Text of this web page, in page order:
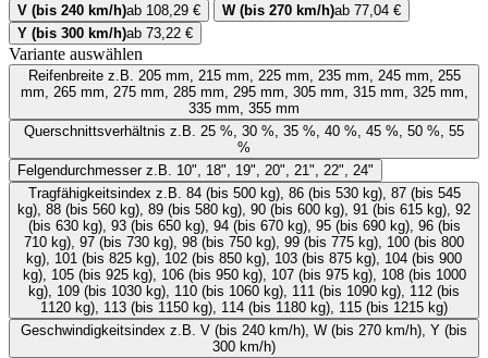
V (bis 240 km/h)ab 108,29 € W (bis 270 km/h)ab 77,04 €
Y (bis 300 km/h)ab 73,22 €
Variante auswählen
Reifenbreitez.B. 205 mm, 215 mm, 225 mm, 235 mm, 245 mm, 255
mm, 265 mm, 275 mm, 285 mm, 295 mm, 305 mm, 315 mm, 325 mm,
335 mm, 355 mm
Querschnittsverhältnis
%
Felgendurchmesser z.B. 10", 18", 19", 20", 21", 22", 24"
Tragfähigkeitsindex
kg), 88 (bis 560 kg), 89 (bis 580 kg), 90 (bis 600 kg), 91 (bis 615 kg), 92
(bis 630 kg), 93 (bis 650 kg), 94 (bis 670 kg), 95 (bis 690 kg), 96 (bis
710 kg), 97 (bis 730 kg), 98 (bis 750 kg), 99 (bis 775 kg), 100 (bis 800
kg), 101 (bis 825 kg), 102 (bis 850 kg), 103 (bis 875 kg), 104 (bis 900
kg), 105 (bis 925 kg), 106 (bis 950 kg), 107 (bis 975 kg), 108 (bis 1000
kg), 109 (bis 1030 kg), 110 (bis 1060 kg), 111 (bis 1090 kg), 112 (bis
1120 kg), 113 (bis 1150 kg), 114 (bis 1180 kg), 115 (bis 1215 kg)
Geschwindigkeitsindex
300 km/h)